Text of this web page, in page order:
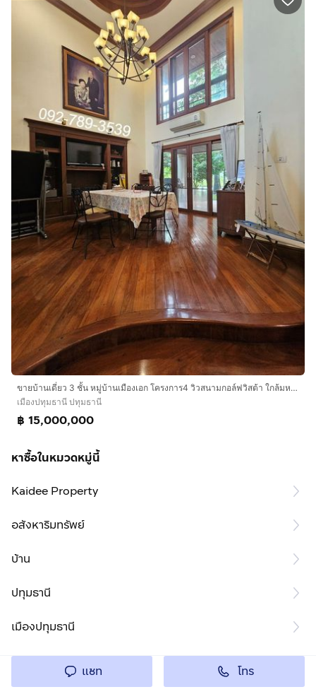
ขายบ้านเดี่ยว 3 ชั้น หมู่บ้านเมืองเอก โครงการ4 วิวสนามกอล์ฟวิสต้า ใกล้มหาวิทยาลัยรังสิต
เมืองปทุมธานี ปทุมธานี
฿ 15,000,000
หาซื้อในหมวดหมู่นี้
Kaidee Property
อสังหาริมทรัพย์
บ้าน
ปทุมธานี
เมืองปทุมธานี
แชท โทร